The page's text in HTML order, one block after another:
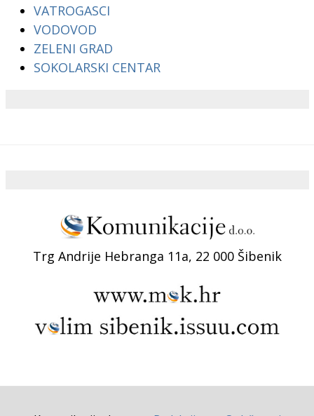
VATROGASCI
VODOVOD
ZELENI GRAD
SOKOLARSKI CENTAR
Trg Andrije Hebranga 11a, 22 000 Šibenik